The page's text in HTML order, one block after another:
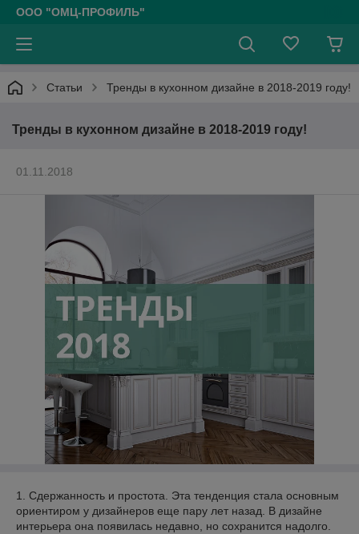
ООО "ОМЦ-ПРОФИЛЬ"
Статьи Тренды в кухонном дизайне в 2018-2019 году!
Тренды в кухонном дизайне в 2018-2019 году!
01.11.2018
1. Сдержанность и простота. Эта тенденция стала основным
ориентиром у дизайнеров еще пару лет назад. В дизайне
интерьера она появилась недавно, но сохранится надолго.